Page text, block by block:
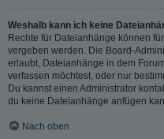
Weshalb kann ich keine
Rechte für Dateianhänge können
vergeben werden. Die Board-
erlaubt, Dateianhänge in dem
verfassen möchtest, oder nur
Du kannst einen Administrator
du keine Dateianhänge anfügen
Nach oben